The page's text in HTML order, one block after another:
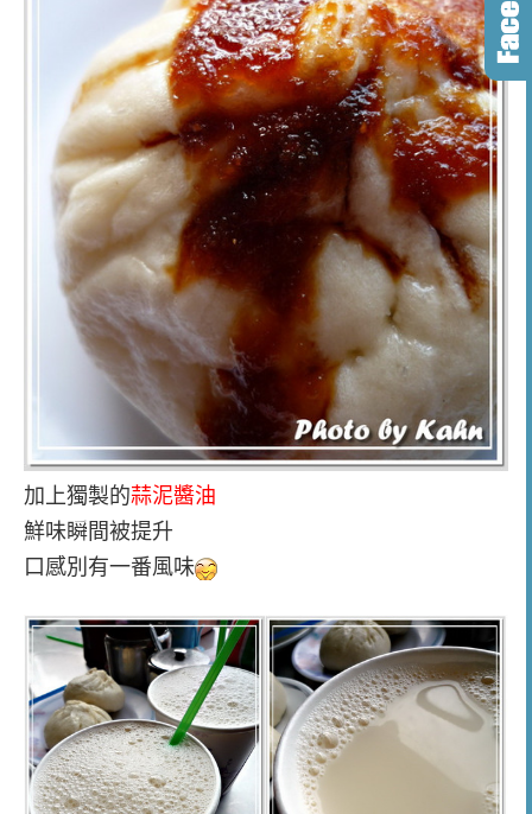
加上獨製的蒜泥醬油
鮮味瞬間被提升
口感別有一番風味